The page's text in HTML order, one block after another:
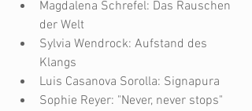
Magdalena Schrefel: Das Rauschen
der Welt
Sylvia Wendrock: Aufstand des
Klangs
Luis Casanova Sorolla: Signapura
Sophie Reyer: "Never, never stops"